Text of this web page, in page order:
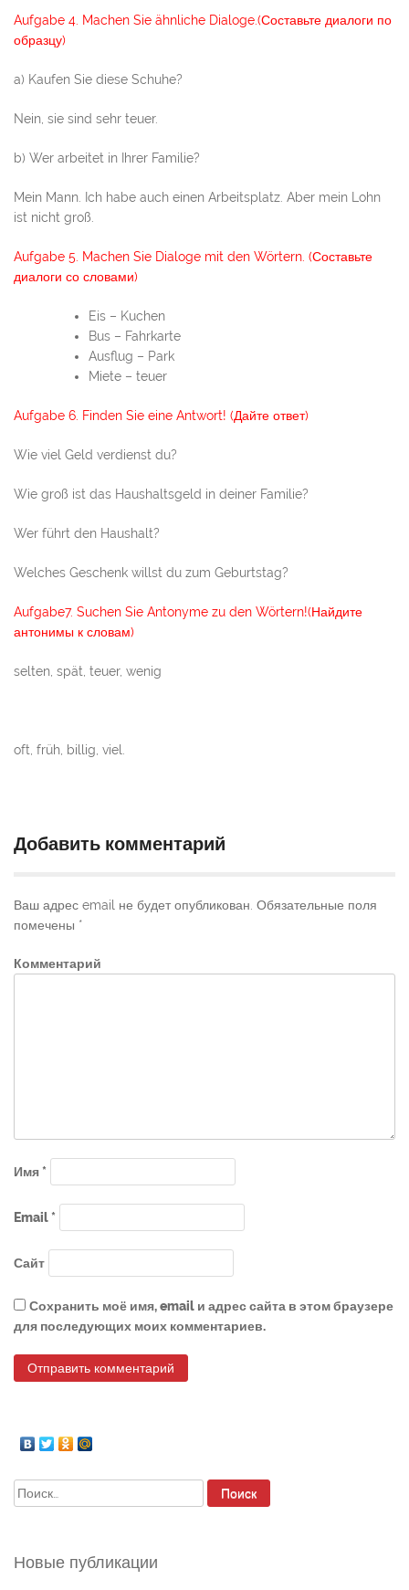
Aufgabe 4. Machen Sie ähnliche Dialoge.(Составьте диалоги по
образцу)
a) Kaufen Sie diese Schuhe?
Nein, sie sind sehr teuer.
b) Wer arbeitet in Ihrer Familie?
Mein Mann. Ich habe auch einen Arbeitsplatz. Aber mein Lohn
ist nicht groß.
Aufgabe 5. Machen Sie Dialoge mit den Wörtern. (Составьте
диалоги со словами)
Eis – Kuchen
Bus – Fahrkarte
Ausflug – Park
Miete – teuer
Aufgabe 6. Finden Sie eine Antwort! (Дайте ответ)
Wie viel Geld verdienst du?
Wie groß ist das Haushaltsgeld in deiner Familie?
Wer führt den Haushalt?
Welches Geschenk willst du zum Geburtstag?
Aufgabe7. Suchen Sie Antonyme zu den Wörtern!(Найдите
антонимы к словам)
selten, spät, teuer, wenig
oft, früh, billig, viel.
Добавить комментарий
Ваш адрес email не будет опубликован. Обязательные поля
помечены *
Комментарий
Имя*
Email*
Сайт
Сохранить моё имя, email и адрес сайта в этом браузере
для последующих моих комментариев.
Найти:
Новые публикации